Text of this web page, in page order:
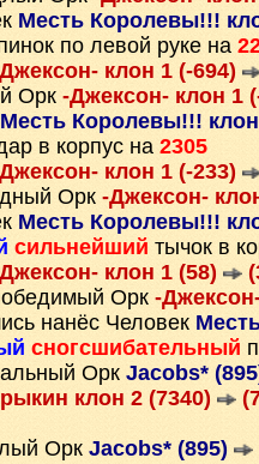
Месть Королевы!!!
по левой руке на
клон 1 (-694)
Орк -Джексон- клон 1
Месть Королевы!!! клон
в корпус на 2305
клон 1 (-233)
Орк -Джексон-
Месть Королевы!!!
сильнейший тычок в
клон 1 (58)
Орк -
нанёс Человек
сногсшибательный
Орк Jacobs*
клон 2 (7340)
Орк Jacobs* (895)